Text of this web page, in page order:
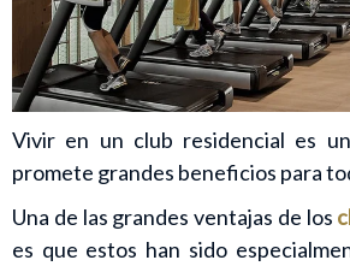
Vivir en un club residencial es
promete grandes beneficios para
Una de las grandes ventajas de los
es que estos han sido